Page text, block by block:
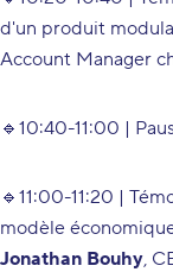
d'un produit
Account Manager
🔹10:40-11:00 |
🔹11:00-11:20 |
modèle
Jonathan Bouhy,